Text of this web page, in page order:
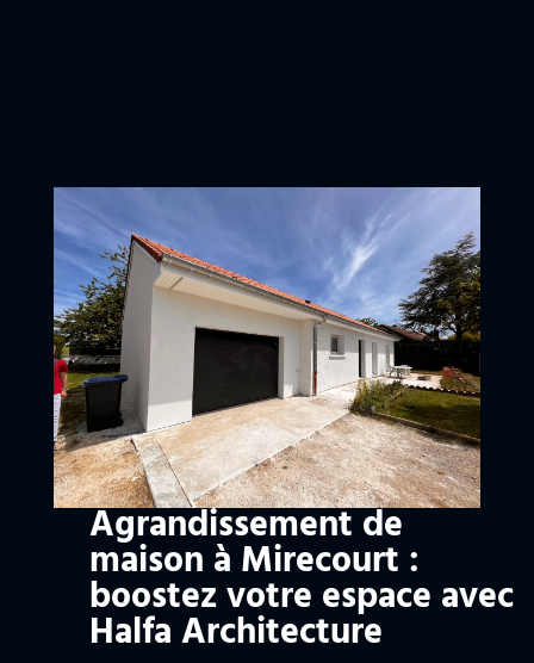
Agrandissement de
maison à Mirecourt :
boostez votre espace avec
Halfa Architecture